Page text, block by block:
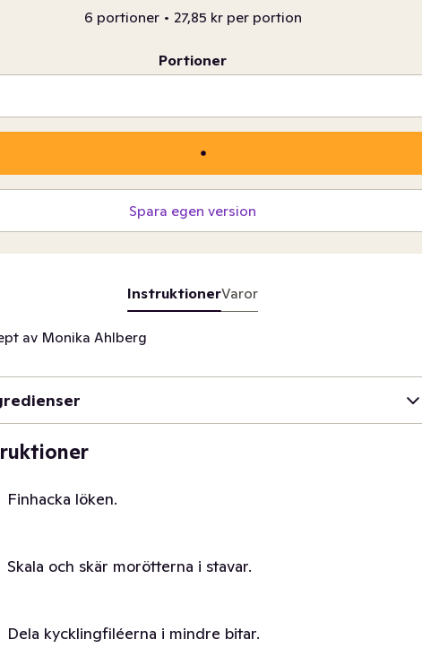
6 portioner • 27,85 kr per portion
Portioner
Spara egen version
InstruktionerVaror
av Monika Ahlberg
Finhacka löken.
Skala och skär morötterna i stavar.
Dela kycklingfiléerna i mindre bitar.